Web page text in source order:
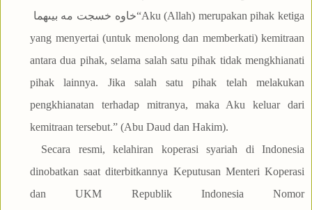
خاوه خسجت مه بيىهما“Aku (Allah) merupakan pihak ketiga
yang menyertai (untuk menolong dan memberkati) kemitraan
antara dua pihak, selama salah satu pihak tidak mengkhianati
pihak lainnya. Jika salah satu pihak telah melakukan
pengkhianatan terhadap mitranya, maka Aku keluar dari
kemitraan tersebut.” (Abu Daud dan Hakim).
Secara resmi, kelahiran koperasi syariah di Indonesia
dinobatkan saat diterbitkannya Keputusan Menteri Koperasi
dan UKM Republik Indonesia Nomor